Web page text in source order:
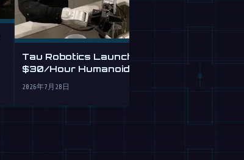
Tau Robotics Launches
$30/Hour Humanoid
Cleaning Service in SF
2026年7月28日
ト